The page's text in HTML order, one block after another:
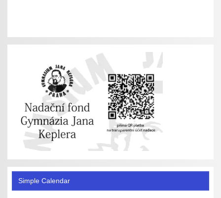
Simple Calendar